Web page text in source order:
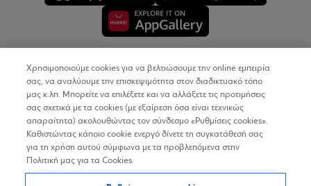
Copyright © 2026
Όροι Χρήσης
Προσωπικά Δεδομένα στον Διαδικτυακό Τόπο
Χρησιμοποιούμε cookies για να βελτιώσουμε την online εμπειρία
σας, να αναλύουμε την επισκεψιμότητα στον διαδικτυακό τόπο
μας κ.λπ. Μπορείτε να επιλέξετε και να αλλάξετε τις προτιμήσεις
σας σχετικά με τα cookies (με εξαίρεση όσα είναι τεχνικώς
απαραίτητα) ακολουθώντας τον σύνδεσμο «Ρυθμίσεις cookies».
Καθιστώντας κάποιο cookie ενεργό δίνετε τη συγκατάθεσή σας
για τη χρήση αυτού σύμφωνα με τα προβλεπόμενα στην
Πολιτική μας για τα Cookies.